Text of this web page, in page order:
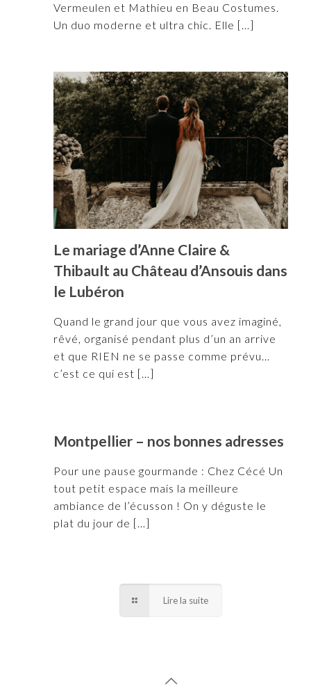
Vermeulen et Mathieu en Beau Costumes.
Un duo moderne et ultra chic. Elle […]
Le mariage d’Anne Claire &
Thibault au Château d’Ansouis dans
le Lubéron
Quand le grand jour que vous avez imaginé,
rêvé, organisé pendant plus d’un an arrive
et que RIEN ne se passe comme prévu…
c’est ce qui est […]
Montpellier – nos bonnes adresses
Pour une pause gourmande : Chez Cécé Un
tout petit espace mais la meilleure
ambiance de l’écusson ! On y déguste le
plat du jour de […]
Lire la suite